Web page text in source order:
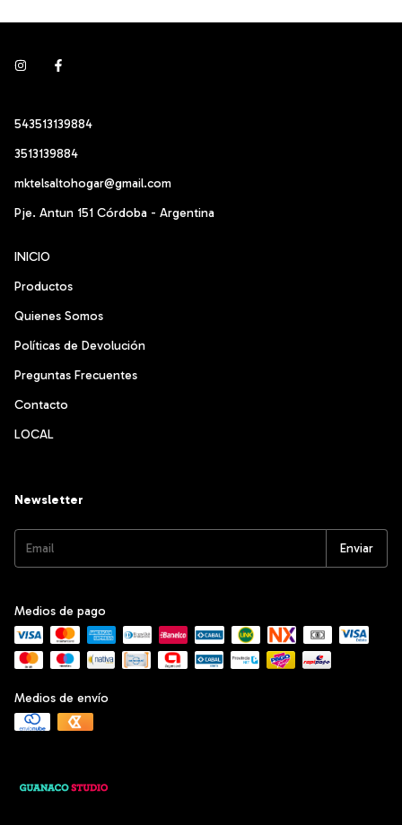
543513139884
3513139884
mktelsaltohogar@gmail.com
Pje. Antun 151 Córdoba - Argentina
INICIO
Productos
Quienes Somos
Políticas de Devolución
Preguntas Frecuentes
Contacto
LOCAL
Newsletter
Medios de pago
Medios de envío